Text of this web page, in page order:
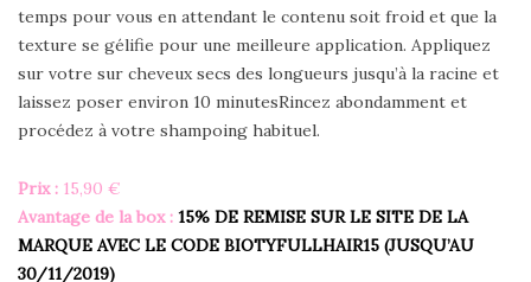
temps pour vous en attendant le contenu soit froid et que la
texture se gélifie pour une meilleure application. Appliquez
sur votre sur cheveux secs des longueurs jusqu’à la racine et
laissez poser environ 10 minutesRincez abondamment et
procédez à votre shampoing habituel.
Prix : 15,90 €
Avantage de la box : 15% DE REMISE SUR LE SITE DE LA
MARQUE AVEC LE CODE BIOTYFULLHAIR15 (JUSQU’AU
30/11/2019)